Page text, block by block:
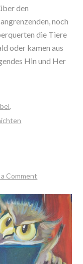
den
noch
die Tiere
oder kamen aus
Hin und Her
,
Comment